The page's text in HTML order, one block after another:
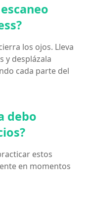
los ojos. Lleva
y desplázala
cada parte del
debo
estos
en momentos